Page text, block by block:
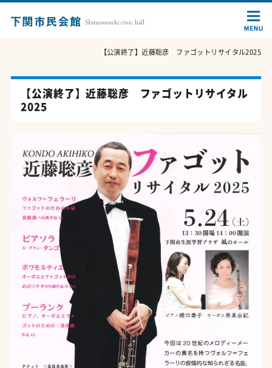
【公演終了】近藤聡彦 ファゴットリサイタル2025
【公演終了】近藤聡彦 ファゴットリサイタル
2025